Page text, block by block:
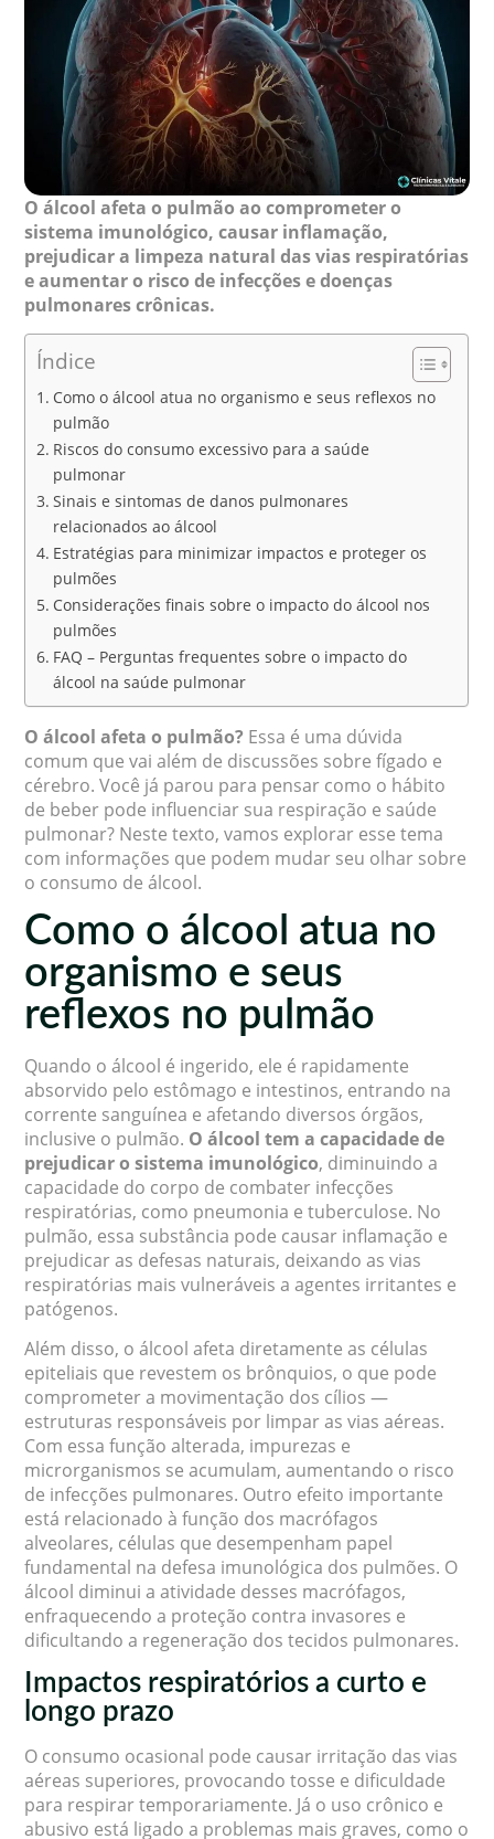
O álcool afeta o pulmão ao comprometer o
sistema imunológico, causar inflamação,
prejudicar a limpeza natural das vias respiratórias
e aumentar o risco de infecções e doenças
pulmonares crônicas.
Índice
Como o álcool atua no organismo e seus reflexos no
pulmão
Riscos do consumo excessivo para a saúde
pulmonar
Sinais e sintomas de danos pulmonares
relacionados ao álcool
Estratégias para minimizar impactos e proteger os
pulmões
Considerações finais sobre o impacto do álcool nos
pulmões
FAQ – Perguntas frequentes sobre o impacto do
álcool na saúde pulmonar
O álcool afeta o pulmão? Essa é uma dúvida
comum que vai além de discussões sobre fígado e
cérebro. Você já parou para pensar como o hábito
de beber pode influenciar sua respiração e saúde
pulmonar? Neste texto, vamos explorar esse tema
com informações que podem mudar seu olhar sobre
o consumo de álcool.
Como o álcool atua no
organismo e seus
reflexos no pulmão
Quando o álcool é ingerido, ele é rapidamente
absorvido pelo estômago e intestinos, entrando na
corrente sanguínea e afetando diversos órgãos,
inclusive o pulmão. O álcool tem a capacidade de
prejudicar o sistema imunológico, diminuindo a
capacidade do corpo de combater infecções
respiratórias, como pneumonia e tuberculose. No
pulmão, essa substância pode causar inflamação e
prejudicar as defesas naturais, deixando as vias
respiratórias mais vulneráveis a agentes irritantes e
patógenos.
Além disso, o álcool afeta diretamente as células
epiteliais que revestem os brônquios, o que pode
comprometer a movimentação dos cílios —
estruturas responsáveis por limpar as vias aéreas.
Com essa função alterada, impurezas e
microrganismos se acumulam, aumentando o risco
de infecções pulmonares. Outro efeito importante
está relacionado à função dos macrófagos
alveolares, células que desempenham papel
fundamental na defesa imunológica dos pulmões. O
álcool diminui a atividade desses macrófagos,
enfraquecendo a proteção contra invasores e
dificultando a regeneração dos tecidos pulmonares.
Impactos respiratórios a curto e
longo prazo
O consumo ocasional pode causar irritação das vias
aéreas superiores, provocando tosse e dificuldade
para respirar temporariamente. Já o uso crônico e
abusivo está ligado a problemas mais graves, como o